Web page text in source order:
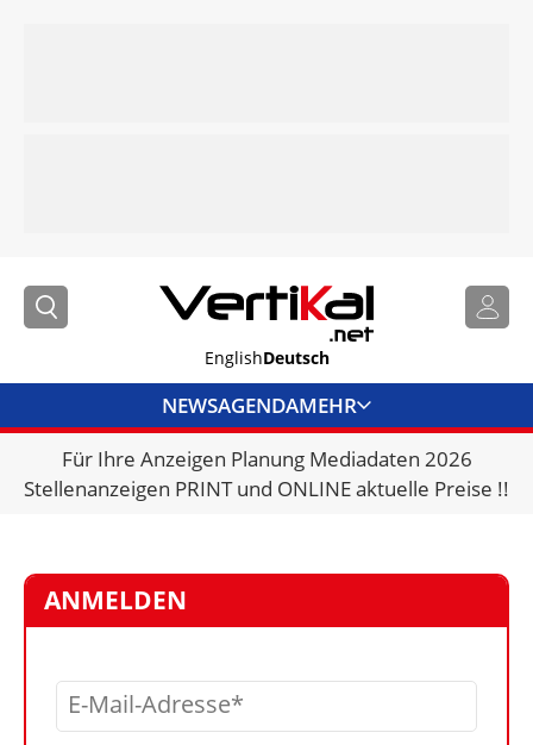
EnglishDeutsch
NEWSAGENDAMEHR
BRANCHENLINKS
VERMIETER
VIDEOS
BIBLIOTHEK
Für Ihre Anzeigen Planung Mediadaten 2026
Stellenanzeigen PRINT und ONLINE aktuelle Preise !!
ANMELDEN
E-Mail-Adresse